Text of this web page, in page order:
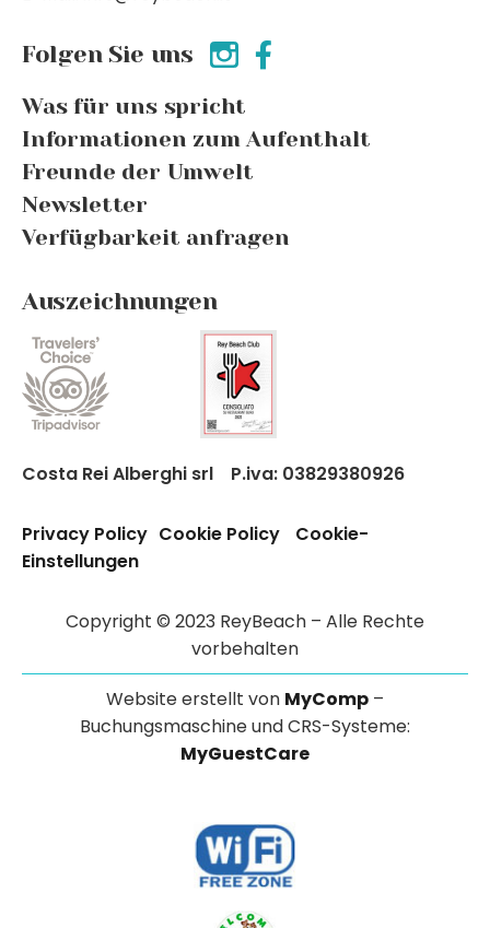
Folgen Sie uns
Was für uns spricht
Informationen zum Aufenthalt
Freunde der Umwelt
Newsletter
Verfügbarkeit anfragen
Auszeichnungen
Costa Rei Alberghi srl P.iva: 03829380926
Privacy Policy Cookie Policy
Cookie-
Einstellungen
Copyright © 2023 ReyBeach – Alle Rechte
vorbehalten
Website erstellt von MyComp –
Buchungsmaschine und CRS-Systeme:
MyGuestCare